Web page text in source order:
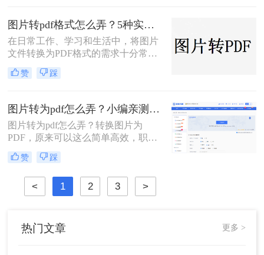
始方式处理图片转PDF需求。那么图
片怎么转换pdf文件格式呢？本文将揭
秘三种专业级转换方法，结合实测数
据帮你突破效率瓶颈。
图片转pdf格式怎么弄？5种实用的转换方法！
在日常工作、学习和生活中，将图片
文件转换为PDF格式的需求十分常
见。PDF格式因其跨平台兼容性强、
内容不易篡改、排版稳定等优势，成
转pdf格式怎么弄呢？本文将介绍几种
常见的图片转PDF方法，帮助用户高
效完成转换。
赞 踩
图片转为pdf怎么弄？小编亲测5种实用方法，告别繁琐操作！
图片转为pdf怎么弄？转换图片为
PDF，原来可以这么简单高效，职场
效率提升从此触手可及！“一张图片
秒变PDF文档？是的，你没听错！”作
为从事电脑办公软件测评多年的博
主，小编深知职场办公人群对高效转
换工具的渴求，今天就分享超实用方
赞 踩
< 1 2 3 >
热门文章 更多 >